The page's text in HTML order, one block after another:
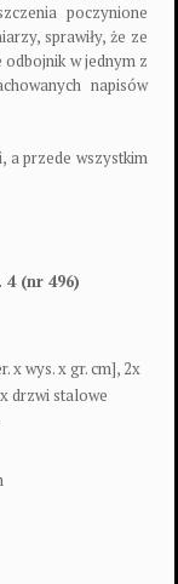
poczynione
sprawiły, że ze
odbojnik w jednym z
napisów
a przede wszystkim
(nr 496)
x wys. x gr. cm], 2x
drzwi stalowe